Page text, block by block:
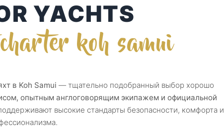
YACHTS
koh samui
в Koh Samui — тщательно подобранный выбор хорошо
опытным англоговорящим экипажем и официальной
высокие стандарты безопасности, комфорта и